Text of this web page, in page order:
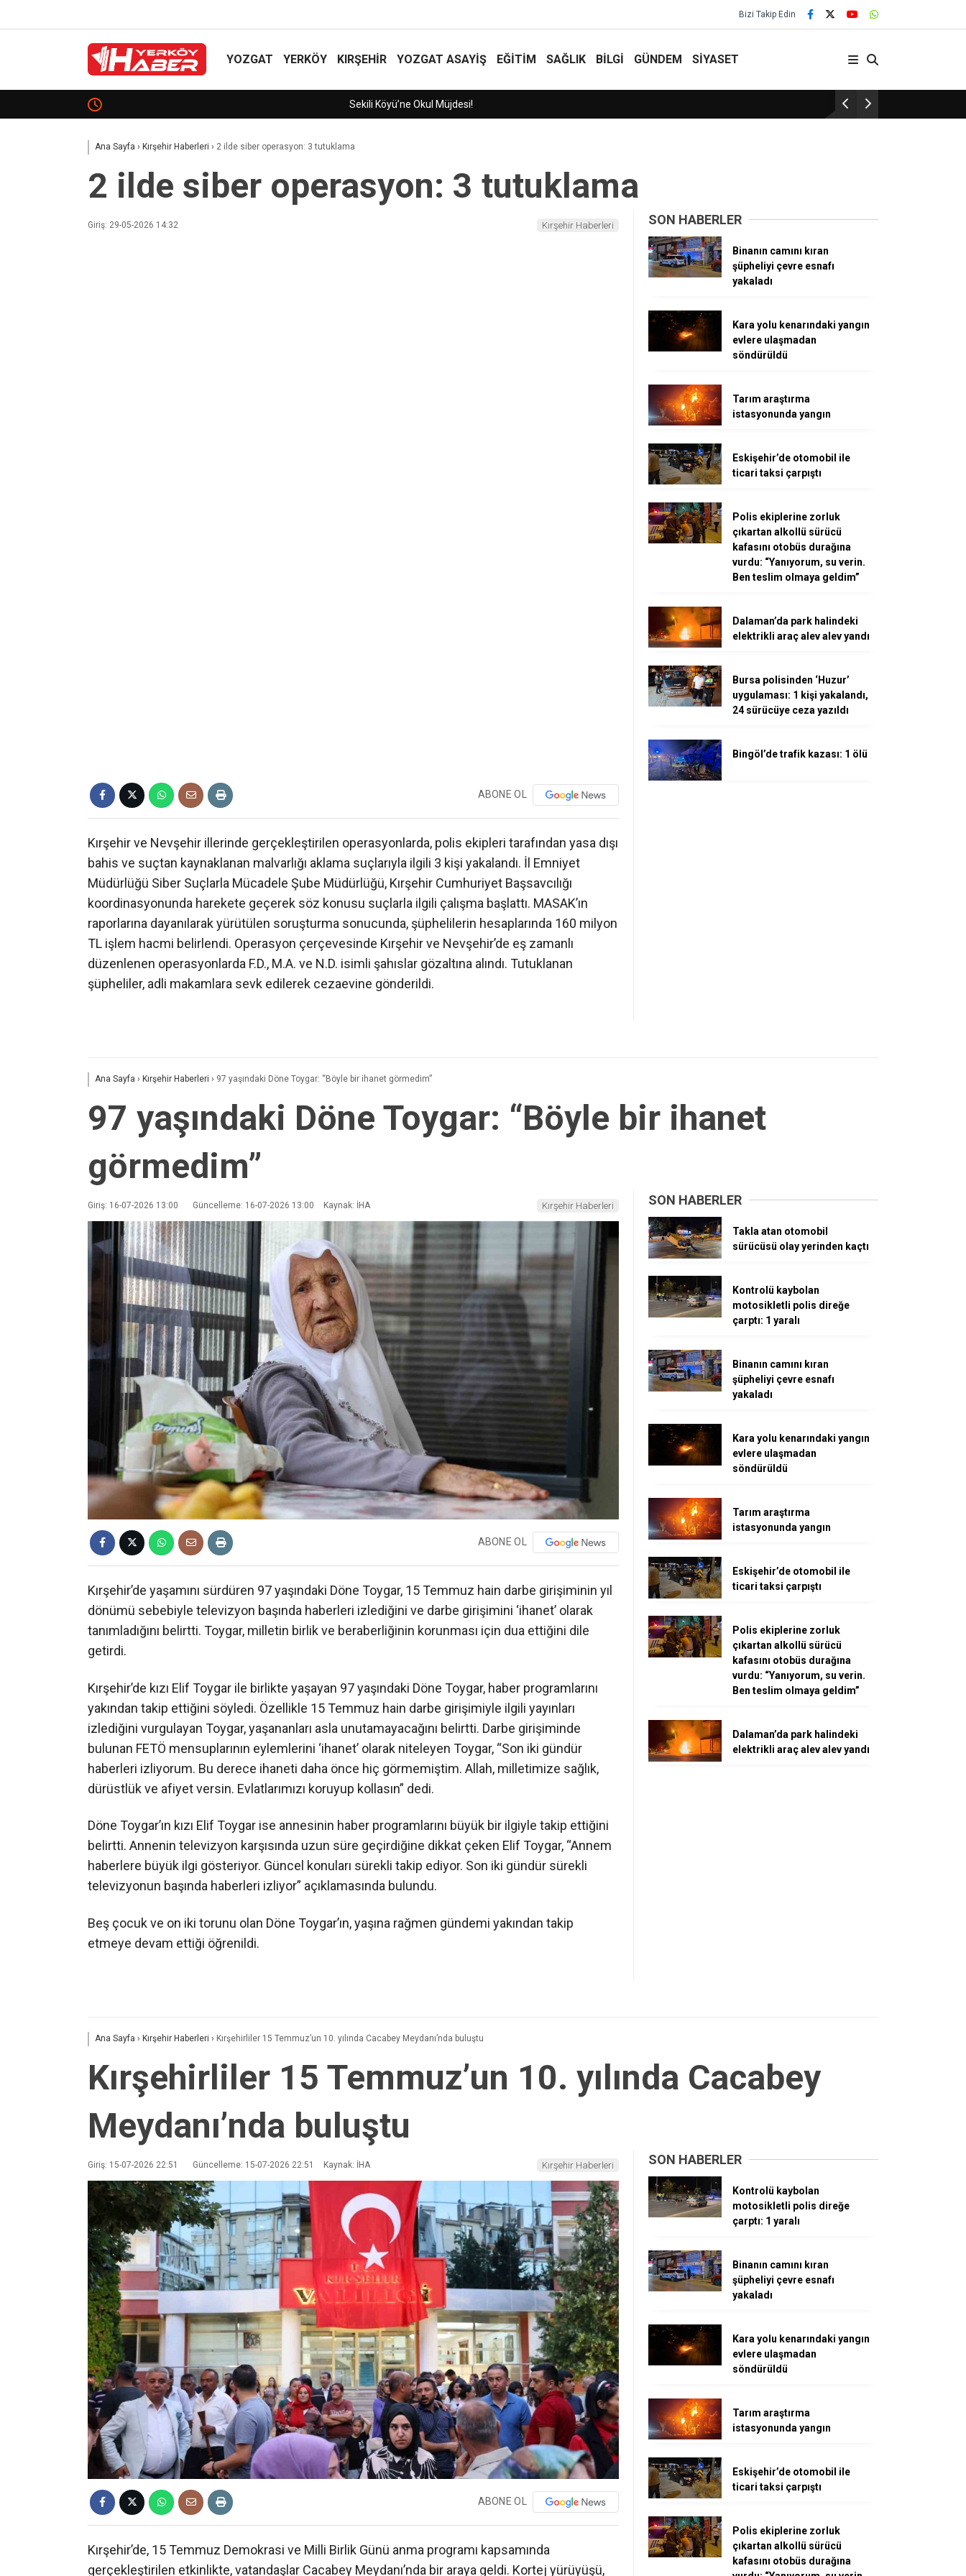
Bizi Takip Edin
YOZGAT YERKÖY KIRŞEHİR YOZGAT ASAYIŞ EĞİTİM SAĞLIK BİLGİ GÜNDEM SİYASET
29 Yıllık Gelenek Sürüyor!
Ana Sayfa › Kırşehir Haberleri › 2 ilde siber operasyon: 3 tutuklama
2 ilde siber operasyon: 3 tutuklama
Giriş: 29-05-2026 14:32 Kırşehir Haberleri
ABONE OL
Kırşehir ve Nevşehir illerinde gerçekleştirilen operasyonlarda, polis ekipleri tarafından yasa dışı
bahis ve suçtan kaynaklanan malvarlığı aklama suçlarıyla ilgili 3 kişi yakalandı. İl Emniyet
Müdürlüğü Siber Suçlarla Mücadele Şube Müdürlüğü, Kırşehir Cumhuriyet Başsavcılığı
koordinasyonunda harekete geçerek söz konusu suçlarla ilgili çalışma başlattı. MASAK’ın
raporlarına dayanılarak yürütülen soruşturma sonucunda, şüphelilerin hesaplarında 160 milyon
TL işlem hacmi belirlendi. Operasyon çerçevesinde Kırşehir ve Nevşehir’de eş zamanlı
düzenlenen operasyonlarda F.D., M.A. ve N.D. isimli şahıslar gözaltına alındı. Tutuklanan
şüpheliler, adli makamlara sevk edilerek cezaevine gönderildi.
SON HABERLER
Binanın camını kıran
şüpheliyi çevre esnafı
yakaladı
Kara yolu kenarındaki yangın
evlere ulaşmadan
söndürüldü
Tarım araştırma
istasyonunda yangın
Eskişehir’de otomobil ile
ticari taksi çarpıştı
Polis ekiplerine zorluk
çıkartan alkollü sürücü
kafasını otobüs durağına
vurdu: “Yanıyorum, su verin.
Ben teslim olmaya geldim”
Dalaman’da park halindeki
elektrikli araç alev alev yandı
Bursa polisinden ‘Huzur’
uygulaması: 1 kişi yakalandı,
24 sürücüye ceza yazıldı
Bingöl’de trafik kazası: 1 ölü
Ana Sayfa › Kırşehir Haberleri › 97 yaşındaki Döne Toygar: “Böyle bir ihanet görmedim”
97 yaşındaki Döne Toygar: “Böyle bir ihanet
görmedim”
Giriş: 16-07-2026 13:00 Güncelleme: 16-07-2026 13:00 Kaynak: İHA Kırşehir Haberleri
ABONE OL
Kırşehir’de yaşamını sürdüren 97 yaşındaki Döne Toygar, 15 Temmuz hain darbe girişiminin yıl
dönümü sebebiyle televizyon başında haberleri izlediğini ve darbe girişimini ‘ihanet’ olarak
tanımladığını belirtti. Toygar, milletin birlik ve beraberliğinin korunması için dua ettiğini dile
getirdi.
Kırşehir’de kızı Elif Toygar ile birlikte yaşayan 97 yaşındaki Döne Toygar, haber programlarını
yakından takip ettiğini söyledi. Özellikle 15 Temmuz hain darbe girişimiyle ilgili yayınları
izlediğini vurgulayan Toygar, yaşananları asla unutamayacağını belirtti. Darbe girişiminde
bulunan FETÖ mensuplarının eylemlerini ‘ihanet’ olarak niteleyen Toygar, “Son iki gündür
haberleri izliyorum. Bu derece ihaneti daha önce hiç görmemiştim. Allah, milletimize sağlık,
dürüstlük ve afiyet versin. Evlatlarımızı koruyup kollasın” dedi.
Döne Toygar’ın kızı Elif Toygar ise annesinin haber programlarını büyük bir ilgiyle takip ettiğini
belirtti. Annenin televizyon karşısında uzun süre geçirdiğine dikkat çeken Elif Toygar, “Annem
haberlere büyük ilgi gösteriyor. Güncel konuları sürekli takip ediyor. Son iki gündür sürekli
televizyonun başında haberleri izliyor” açıklamasında bulundu.
Beş çocuk ve on iki torunu olan Döne Toygar’ın, yaşına rağmen gündemi yakından takip
etmeye devam ettiği öğrenildi.
SON HABERLER
Takla atan otomobil
sürücüsü olay yerinden kaçtı
Kontrolü kaybolan
motosikletli polis direğe
çarptı: 1 yaralı
Binanın camını kıran
şüpheliyi çevre esnafı
yakaladı
Kara yolu kenarındaki yangın
evlere ulaşmadan
söndürüldü
Tarım araştırma
istasyonunda yangın
Eskişehir’de otomobil ile
ticari taksi çarpıştı
Polis ekiplerine zorluk
çıkartan alkollü sürücü
kafasını otobüs durağına
vurdu: “Yanıyorum, su verin.
Ben teslim olmaya geldim”
Dalaman’da park halindeki
elektrikli araç alev alev yandı
Ana Sayfa › Kırşehir Haberleri › Kırşehirliler 15 Temmuz’un 10. yılında Cacabey Meydanı’nda buluştu
Kırşehirliler 15 Temmuz’un 10. yılında Cacabey
Meydanı’nda buluştu
Giriş: 15-07-2026 22:51 Güncelleme: 15-07-2026 22:51 Kaynak: İHA Kırşehir Haberleri
ABONE OL
Kırşehir’de, 15 Temmuz Demokrasi ve Milli Birlik Günü anma programı kapsamında
gerçekleştirilen etkinlikte, vatandaşlar Cacabey Meydanı’nda bir araya geldi. Kortej yürüyüşü,
SON HABERLER
Kontrolü kaybolan
motosikletli polis direğe
çarptı: 1 yaralı
Binanın camını kıran
şüpheliyi çevre esnafı
yakaladı
Kara yolu kenarındaki yangın
evlere ulaşmadan
söndürüldü
Tarım araştırma
istasyonunda yangın
Eskişehir’de otomobil ile
ticari taksi çarpıştı
Polis ekiplerine zorluk
çıkartan alkollü sürücü
kafasını otobüs durağına